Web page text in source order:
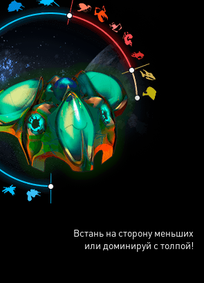
Встань на сторону меньших
или доминируй с толпой!